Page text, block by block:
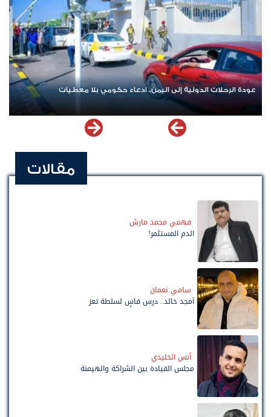
عودة الرحلات الدولية إلى اليمن.. ادعاء حكومي بلا معطيات
مقالات
فهمي محمد مارش
الدم المستثمر!
سامي نعمان
أمجد خالد.. درس قاسٍ لسلطة تعز
أنس الخليدي
مجلس القيادة بين الشراكة والهيمنة